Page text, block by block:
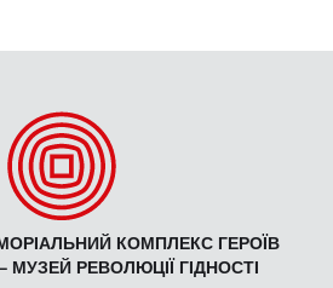
КОМПЛЕКС ГЕРОЇВ
МУЗЕЙ РЕВОЛЮЦІЇ ГІДНОСТІ